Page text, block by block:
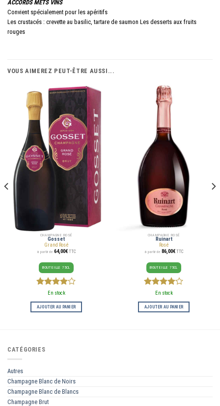
ACCORDS METS VINS
Convient spécialement pour les apéritifs
Les crustacés : crevette au basilic, tartare de saumon Les desserts aux fruits
rouges
VOUS AIMEREZ PEUT-ÊTRE AUSSI...
CHAMPAGNE ROSÉ
Gosset
Grand Rosé
à partir de 64,00€ TTC
BOUTEILLE 75CL
sur 5
En stock
AJOUTER AU PANIER
CHAMPAGNE ROSÉ
Ruinart
Rosé
à partir de 86,00€ TTC
BOUTEILLE 75CL
sur 5
En stock
AJOUTER AU PANIER
CATÉGORIES
Autres
Champagne Blanc de Noirs
Champagne Blanc de Blancs
Champagne Brut